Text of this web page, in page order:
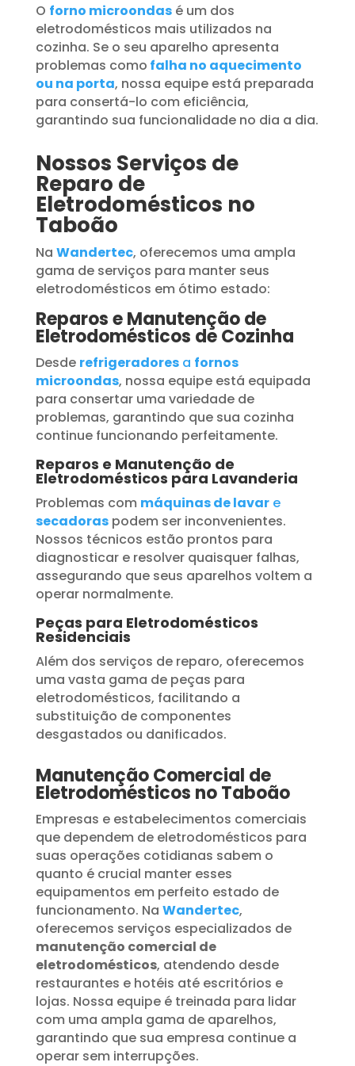
O forno microondasé um dos
eletrodomésticos mais utilizados na
cozinha. Se o seu aparelho apresenta
problemas como falha no aquecimento
ou na porta, nossa equipe está preparada
para consertá-lo com eficiência,
garantindo sua funcionalidade no dia a dia.
Nossos Serviços de
Reparo de
Eletrodomésticos no
Taboão
Na Wandertec, oferecemos uma ampla
gama de serviços para manter seus
eletrodomésticos em ótimo estado:
Reparos e Manutenção de
Eletrodomésticos de Cozinha
Desde refrigeradoresa fornos
microondas, nossa equipe está equipada
para consertar uma variedade de
problemas, garantindo que sua cozinha
continue funcionando perfeitamente.
Reparos e Manutenção de
Eletrodomésticos para Lavanderia
Problemas com máquinas de lavare
secadoraspodem ser inconvenientes.
Nossos técnicos estão prontos para
diagnosticar e resolver quaisquer falhas,
assegurando que seus aparelhos voltem a
operar normalmente.
Peças para Eletrodomésticos
Residenciais
Além dos serviços de reparo, oferecemos
uma vasta gama de peças para
eletrodomésticos, facilitando a
substituição de componentes
desgastados ou danificados.
Manutenção Comercial de
Eletrodomésticos no Taboão
Empresas e estabelecimentos comerciais
que dependem de eletrodomésticos para
suas operações cotidianas sabem o
quanto é crucial manter esses
equipamentos em perfeito estado de
funcionamento. Na Wandertec,
oferecemos serviços especializados de
manutenção comercial de
eletrodomésticos, atendendo desde
restaurantes e hotéis até escritórios e
lojas. Nossa equipe é treinada para lidar
com uma ampla gama de aparelhos,
garantindo que sua empresa continue a
operar sem interrupções.